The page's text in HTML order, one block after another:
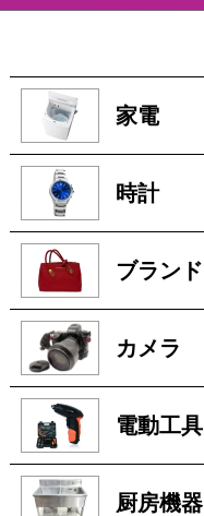
家電
時計
ブランド
カメラ
電動工具
厨房機器